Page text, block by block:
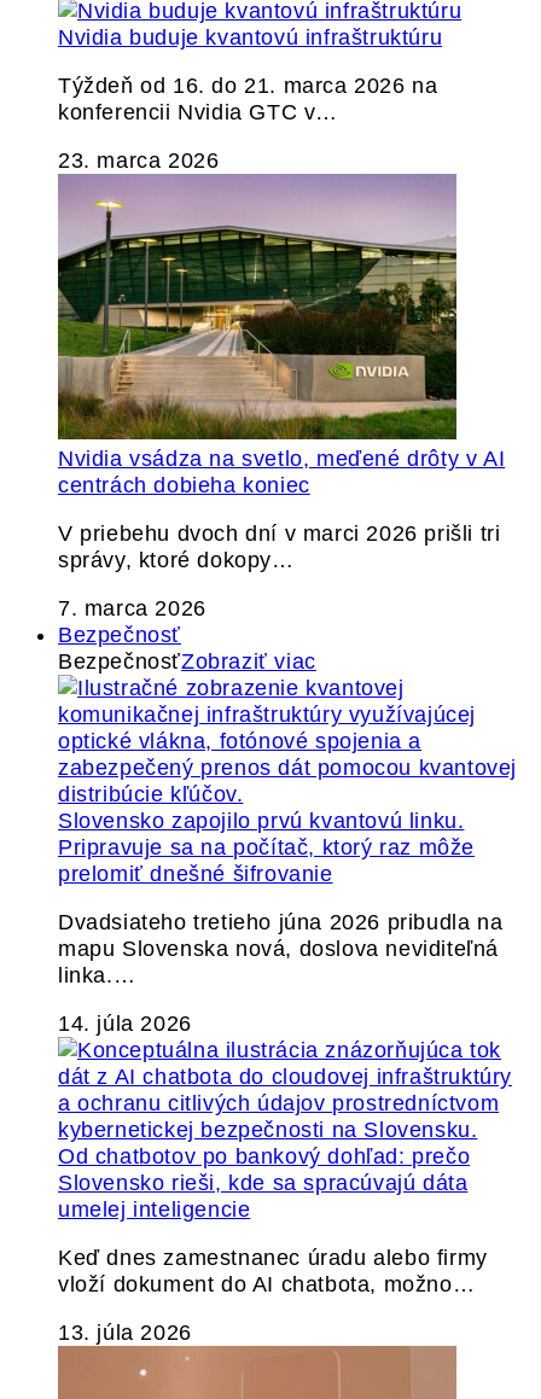
Nvidia buduje kvantovú infraštruktúru
Týždeň od 16. do 21. marca 2026 na
konferencii Nvidia GTC v…
23. marca 2026
Nvidia vsádza na svetlo, meďené drôty v AI
centrách dobieha koniec
V priebehu dvoch dní v marci 2026 prišli tri
správy, ktoré dokopy…
7. marca 2026
Bezpečnosť
BezpečnosťZobraziť viac
Slovensko zapojilo prvú kvantovú linku.
Pripravuje sa na počítač, ktorý raz môže
prelomiť dnešné šifrovanie
Dvadsiateho tretieho júna 2026 pribudla na
mapu Slovenska nová, doslova neviditeľná
linka.…
14. júla 2026
Od chatbotov po bankový dohľad: prečo
Slovensko rieši, kde sa spracúvajú dáta
umelej inteligencie
Keď dnes zamestnanec úradu alebo firmy
vloží dokument do AI chatbota, možno…
13. júla 2026